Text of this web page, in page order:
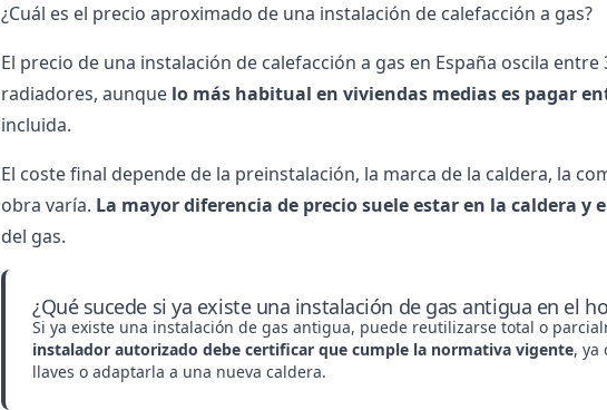
¿Cuál es el precio aproximado de una instalación de calefacción a gas?
El precio de una instalación de calefacción a gas en España oscila
radiadores, aunque lo más habitual en viviendas medias es pagar
incluida.
El coste final depende de la preinstalación, la marca de la caldera, la
obra varía. La mayor diferencia de precio suele estar en la caldera
del gas.
¿Qué sucede si ya existe una instalación de gas antigua en el
Si ya existe una instalación de gas antigua, puede reutilizarse total o
instalador autorizado debe certificar que cumple la normativa vigente, ya
llaves o adaptarla a una nueva caldera.